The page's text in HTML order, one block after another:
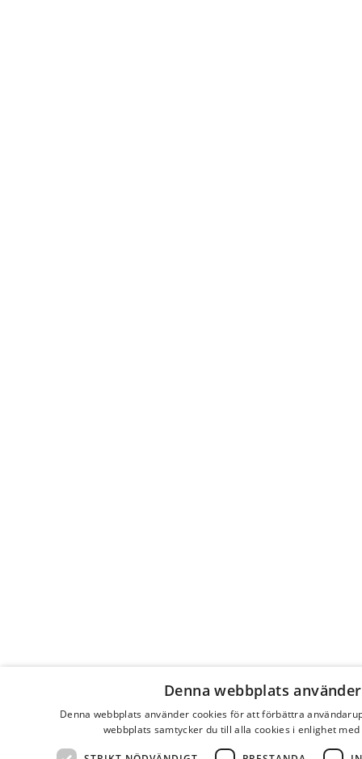
Denna webbplats
Denna webbplats använder cookies för att förbättra
webbplats samtycker du till alla cookies i enlighet